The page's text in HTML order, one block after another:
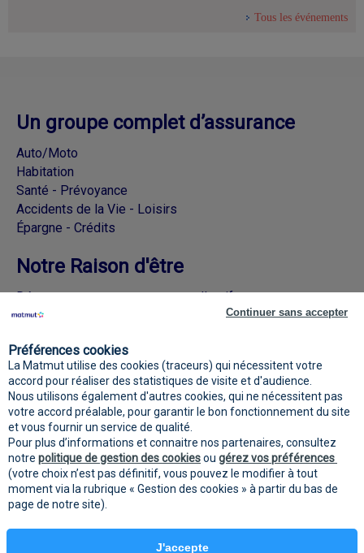
Tous les événements
Un groupe complet d’assurance
Auto/Moto
Habitation
Santé - Prévoyance
Accidents de la Vie - Loisirs
Épargne - Crédits
Notre Raison d'être
Découvrez nos engagements collectifs
sociaux
Mentions
légales
Protection des données
personnelles
cookies
Préférences cookies
La Matmut utilise des cookies (traceurs) qui nécessitent votre
accord pour réaliser des statistiques de visite et d'audience.
Nous utilisons également d'autres cookies, qui ne nécessitent pas
votre accord préalable, pour garantir le bon fonctionnement du site
et vous fournir un service de qualité.
Pour plus d’informations et connaitre nos partenaires, consultez
notre politique de gestion des cookiesou gérez vos préférences
(votre choix n’est pas définitif, vous pouvez le modifier à tout
moment via la rubrique « Gestion des cookies » à partir du bas de
page de notre site).
Continuer sans accepter
J'accepte